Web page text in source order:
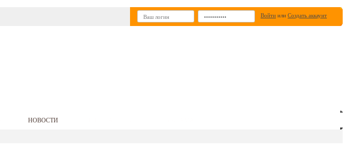
Войти или Создать аккаунт
НОВОСТИ